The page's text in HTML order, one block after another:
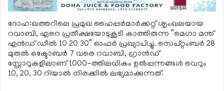
ദോഹ:ഖത്തറിലെ പ്രമുഖ ഹൈപ്പര്‍മാര്‍ക്കറ്റ് ശൃംഖലയായ
റവാബി, ഏറെ പ്രതീക്ഷയോടുകൂടി കാത്തിരുന്ന ”മെഗാ മന്ത്
എന്‍ഡ് ഡീല്‍ 10 20 30” ഓഫര്‍ പ്രഖ്യാപിച്ചു. സെപ്റ്റംബര്‍ 28
മുതല്‍ ഒക്ടോബര്‍ 7 വരെ റവാബി, ഗ്രാന്‍ഡ്
സ്റ്റോറുകളിലാണ് 1000-ത്തിലധികം ഉല്‍പ്പന്നങ്ങള്‍ വെറും
10, 20, 30 റിയാല്‍ നിരക്കില്‍ ലഭ്യമാക്കുന്നത്.